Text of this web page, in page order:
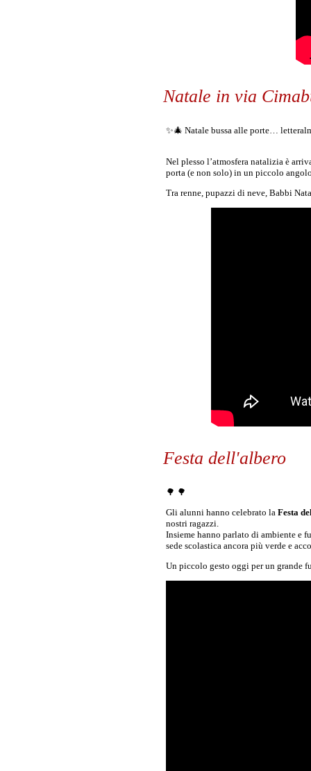
Natale in via
✨🎄 Natale bussa alle porte…
Nel plesso l’atmosfera natalizia è
porta (e non solo) in un piccolo
Tra renne, pupazzi di neve, Babbi
Festa dell'albero
🌳 🌳
Gli alunni hanno celebrato laFesta
nostri ragazzi.
Insieme hanno parlato di ambiente e
sede scolastica ancora più verde e
Un piccolo gesto oggi per un grande